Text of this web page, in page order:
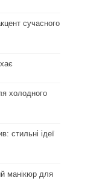
сучасного
холодного
стильні ідеї
манікюр для